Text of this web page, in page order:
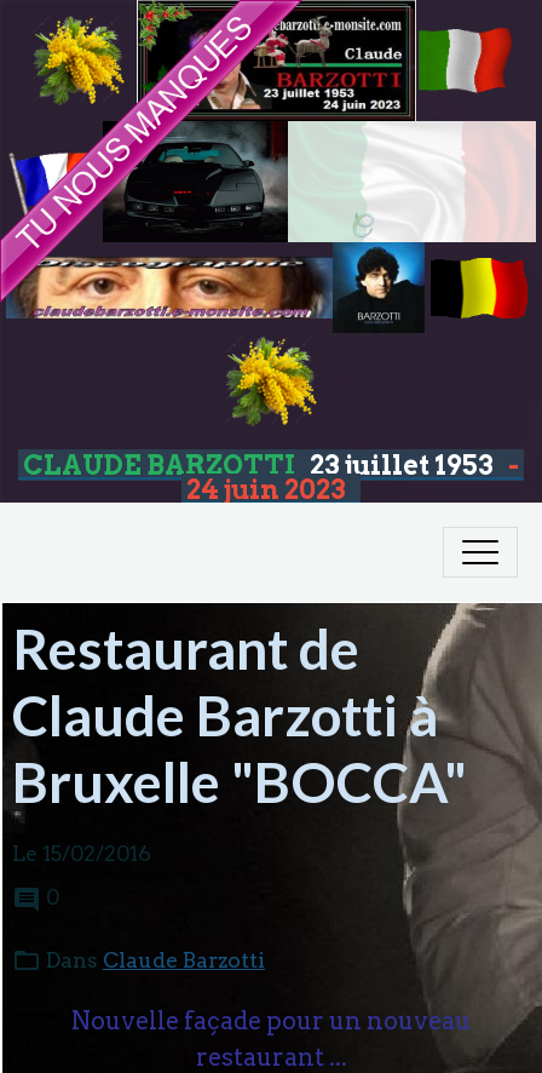
CLAUDE BARZOTTI 23 juillet 1953 -
24 juin 2023
Restaurant de
Claude Barzotti à
Bruxelle "BOCCA"
Le 15/02/2016
0
Dans Claude Barzotti
Nouvelle façade pour un nouveau
restaurant ...